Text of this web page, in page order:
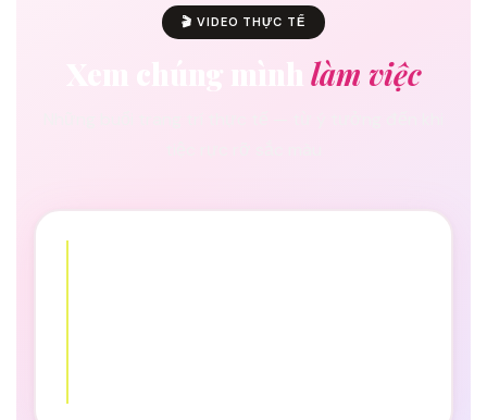
🎬 VIDEO THỰC TẾ
Xem chúng mình làm việc